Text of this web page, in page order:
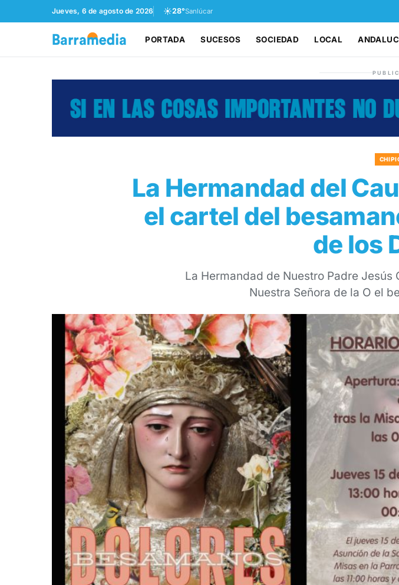
Jueves, 6 de agosto de 2026 ☀️28°Sanlúcar
PORTADA SUCESOS SOCIEDAD LOCAL
La Hermandad del
el cartel del
de los
La Hermandad de Nuestro Padre
Nuestra Señora de la O el